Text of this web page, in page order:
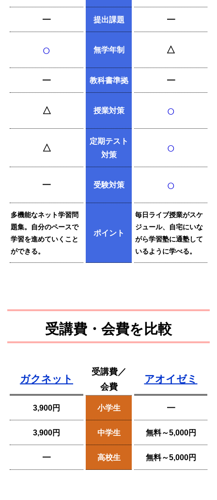
━ 提出課題 ━
○ 無学年制 △
━ 教科書準拠 ━
△ 授業対策 ○
△
定期テスト
対策
○
━ 受験対策 ○
多機能なネット学習問
題集。自分のペースで
学習を進めていくこと
ができる。
ポイント
毎日ライブ授業がスケ
ジュール、自宅にいな
がら学習塾に通塾して
いるように学べる。
受講費・会費を比較
ガクネット
受講費／
会費
アオイゼミ
3,900円 小学生 ━
3,900円 中学生 無料～5,000円
━ 高校生 無料～5,000円